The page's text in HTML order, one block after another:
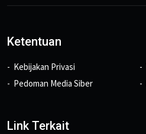
Ketentuan
Kebijakan Privasi
Pedoman Media Siber
Link Terkait